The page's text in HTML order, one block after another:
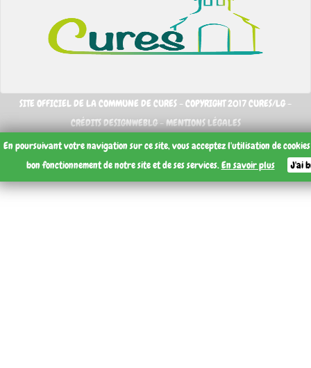
SITE OFFICIEL DE LA COMMUNE DE CURES - COPYRIGHT 2017 CURES/LG -
CRÉDITS DESIGNWEBLG -MENTIONS LÉGALES
En poursuivant votre navigation sur ce site, vous acceptez l'utilisation de
bon fonctionnement de notre site et de ses services.En savoir plus J'ai